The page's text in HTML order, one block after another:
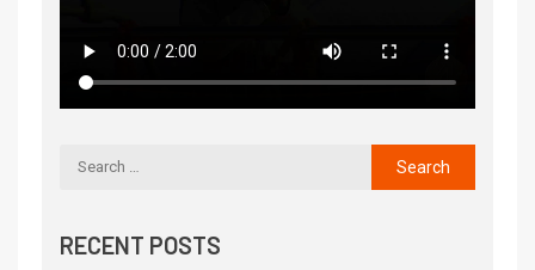
RECENT POSTS